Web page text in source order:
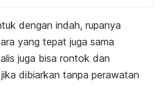
dengan indah, rupanya
yang tepat juga sama
juga bisa rontok dan
dibiarkan tanpa perawatan